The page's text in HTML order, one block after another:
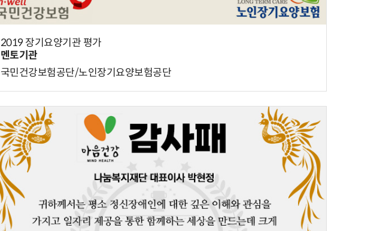
2019 장기요양기관 평가
멘토기관
국민건강보험공단/노인장기요양보험공단